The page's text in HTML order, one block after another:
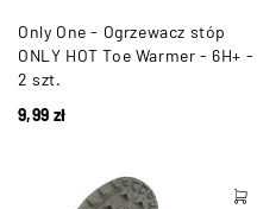
Only One - Ogrzewacz stóp
ONLY HOT Toe Warmer - 6H+ -
2 szt.
9,99 zł